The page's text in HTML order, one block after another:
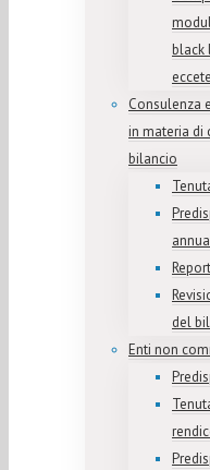
black
Consulenza
in materia di
bilancio
del
Enti non